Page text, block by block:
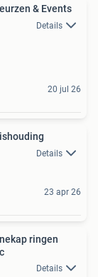
& Events
Details
20 jul 26
Details
23 apr 26
ringen
Details